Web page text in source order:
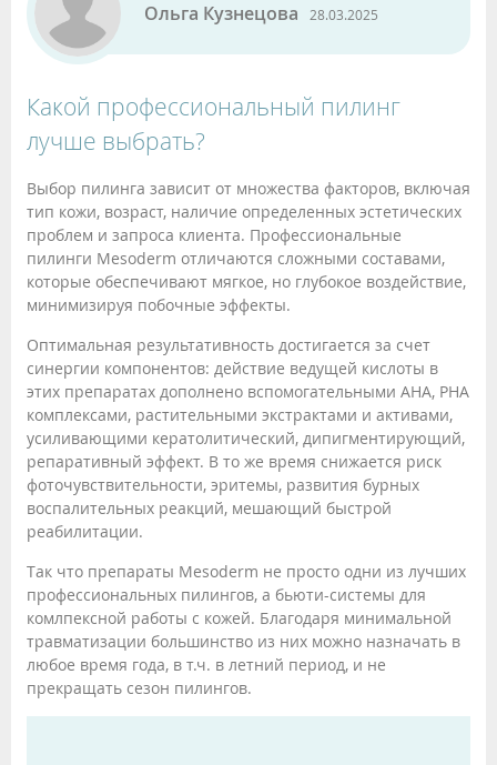
Ольга Кузнецова 28.03.2025
Какой профессиональный пилинг
лучше выбрать?
Выбор пилинга зависит от множества факторов, включая
тип кожи, возраст, наличие определенных эстетических
проблем и запроса клиента. Профессиональные
пилинги Mesoderm отличаются сложными составами,
которые обеспечивают мягкое, но глубокое воздействие,
минимизируя побочные эффекты.
Оптимальная результативность достигается за счет
синергии компонентов: действие ведущей кислоты в
этих препаратах дополнено вспомогательными АНА, РНА
комплексами, растительными экстрактами и активами,
усиливающими кератолитический, дипигментирующий,
репаративный эффект. В то же время снижается риск
фоточувствительности, эритемы, развития бурных
воспалительных реакций, мешающий быстрой
реабилитации.
Так что препараты Mesoderm не просто одни из лучших
профессиональных пилингов, а бьюти-системы для
комлпексной работы с кожей. Благодаря минимальной
травматизации большинство из них можно назначать в
любое время года, в т.ч. в летний период, и не
прекращать сезон пилингов.